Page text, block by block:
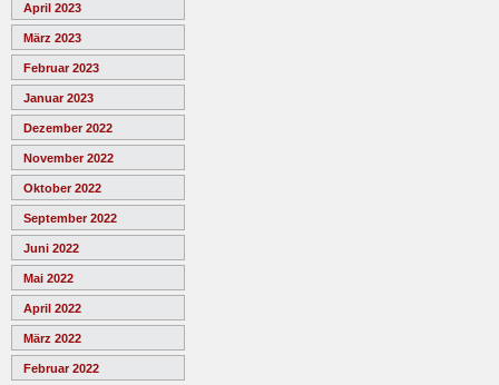
April 2023
März 2023
Februar 2023
Januar 2023
Dezember 2022
November 2022
Oktober 2022
September 2022
Juni 2022
Mai 2022
April 2022
März 2022
Februar 2022